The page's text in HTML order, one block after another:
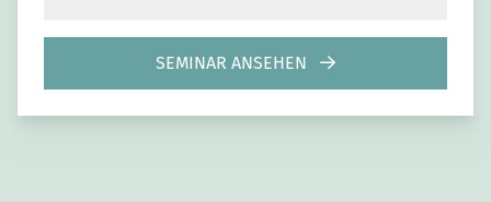
SEMINAR ANSEHEN